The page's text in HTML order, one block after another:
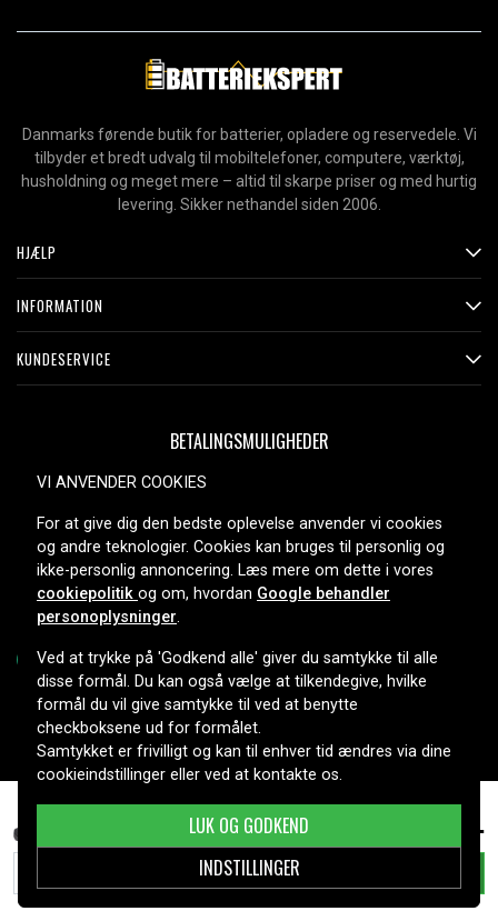
Acer TravelMate 8472G, 11,1V, 8800mAh 379 kr.
TILFØJ TIL KURV
Danmarks førende butik for batterier, opladere og reservedele. Vi
tilbyder et bredt udvalg til mobiltelefoner, computere, værktøj,
husholdning og meget mere – altid til skarpe priser og med hurtig
levering. Sikker nethandel siden 2006.
HJÆLP
INFORMATION
KUNDESERVICE
BETALINGSMULIGHEDER
LEVERINGSMULIGHEDER
Copyright © 2026, Spares Nordic AB
VI ANVENDER COOKIES
For at give dig den bedste oplevelse anvender vi cookies
og andre teknologier. Cookies kan bruges til personlig og
ikke-personlig annoncering. Læs mere om dette i vores
cookiepolitik og om, hvordan Google behandler
personoplysninger.
Ved at trykke på 'Godkend alle' giver du samtykke til alle
disse formål. Du kan også vælge at tilkendegive, hvilke
formål du vil give samtykke til ved at benytte
checkboksene ud for formålet.
Samtykket er frivilligt og kan til enhver tid ændres via dine
cookieindstillinger eller ved at kontakte os.
INDSTILLINGER
LUK OG GODKEND